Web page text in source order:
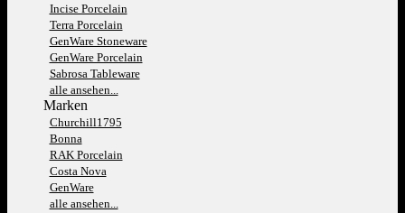
Incise Porcelain
Terra Porcelain
GenWare Stoneware
GenWare Porcelain
Sabrosa Tableware
alle ansehen...
Marken
Churchill1795
Bonna
RAK Porcelain
Costa Nova
GenWare
alle ansehen...